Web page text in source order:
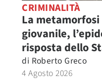
CRIMINALITÀ
La
giovanile,
risposta dello
di Roberto Greco
4 Agosto 2026